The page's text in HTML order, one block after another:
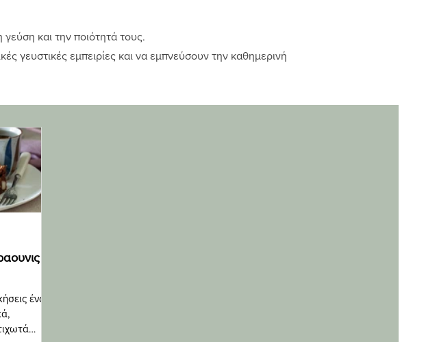
και την ποιότητά τους.
γευστικές εμπειρίες και να εμπνεύσουν την καθημερινή
με
ένα